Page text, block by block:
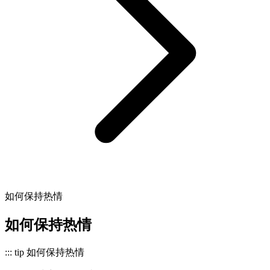
如何保持热情
如何保持热情
::: tip 如何保持热情